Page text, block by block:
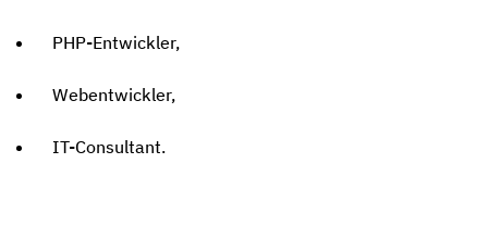
PHP-Entwickler,
Webentwickler,
IT-Consultant.